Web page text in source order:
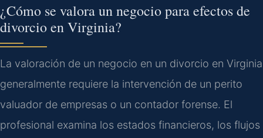
¿Cómo se valora un negocio para efectos de
divorcio en Virginia?
La valoración de un negocio en un divorcio en Virginia
generalmente requiere la intervención de un perito
valuador de empresas o un contador forense. El
profesional examina los estados financieros, los flujos